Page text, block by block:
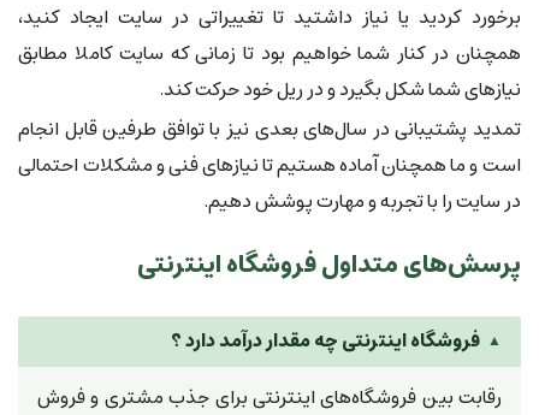
برخورد کردید یا نیاز داشتید تا تغییراتی در سایت ایجاد کنید،
همچنان در کنار شما خواهیم بود تا زمانی که سایت کاملا مطابق
نیازهای شما شکل بگیرد و در ریل خود حرکت کند.
تمدید پشتیبانی در سال‌های بعدی نیز با توافق طرفین قابل انجام
است و ما همچنان آماده هستیم تا نیازهای فنی و مشکلات احتمالی
در سایت را با تجربه و مهارت پوشش دهیم.
پرسش‌های متداول فروشگاه اینترنتی
فروشگاه اینترنتی چه مقدار درآمد دارد ؟
رقابت بین فروشگاه‌های اینترنتی برای جذب مشتری و فروش